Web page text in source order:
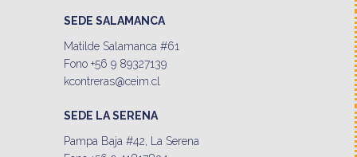
SEDE SALAMANCA
Matilde Salamanca #61
Fono +56 9 89327139
kcontreras@ceim.cl
SEDE LA SERENA
Pampa Baja #42, La Serena